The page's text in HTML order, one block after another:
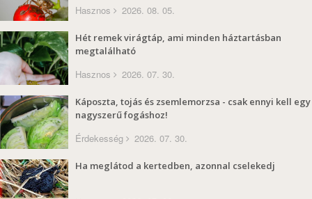
Hasznos 2026. 08. 05.
Hét remek virágtáp, ami minden háztartásban
megtalálható
Hasznos 2026. 07. 30.
Káposzta, tojás és zsemlemorzsa - csak ennyi kell egy
nagyszerű fogáshoz!
Érdekesség 2026. 07. 30.
Ha meglátod a kertedben, azonnal cselekedj